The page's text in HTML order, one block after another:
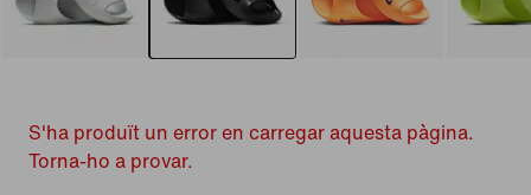
S'ha produït un error en carregar aquesta pàgina.
Torna-ho a provar.